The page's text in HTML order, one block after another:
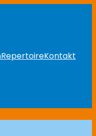
RepertoireKontakt